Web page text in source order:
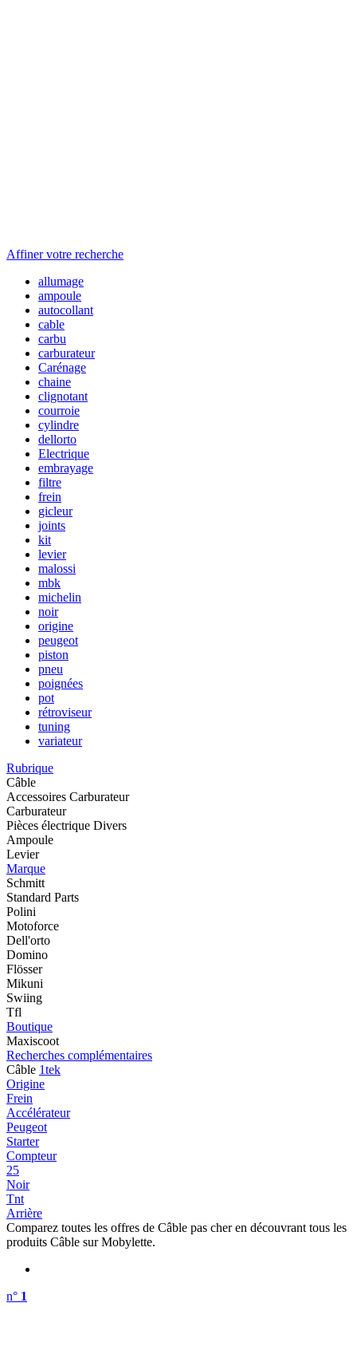
Affiner votre recherche
allumage
ampoule
autocollant
cable
carbu
carburateur
Carénage
chaine
clignotant
courroie
cylindre
dellorto
Electrique
embrayage
filtre
frein
gicleur
joints
kit
levier
malossi
mbk
michelin
noir
origine
peugeot
piston
pneu
poignées
pot
rétroviseur
tuning
variateur
Rubrique
Câble
Accessoires Carburateur
Carburateur
Pièces électrique Divers
Ampoule
Levier
Marque
Schmitt
Standard Parts
Polini
Motoforce
Dell'orto
Domino
Flösser
Mikuni
Swiing
Tfl
Boutique
Maxiscoot
Recherches complémentaires
Câble 1tek
Origine
Frein
Accélérateur
Peugeot
Starter
Compteur
25
Noir
Tnt
Arrière
Comparez toutes les offres de Câble pas cher en découvrant tous les
produits Câble sur Mobylette.
n° 1